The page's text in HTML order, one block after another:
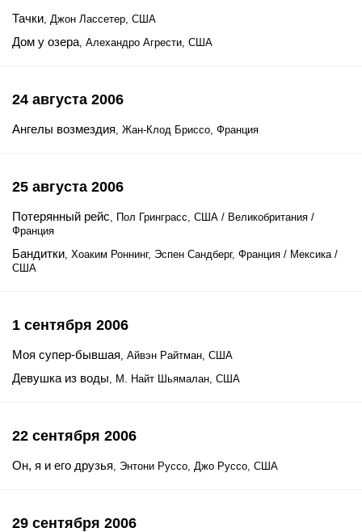
Тачки, Джон Лассетер, США
Дом у озера, Алехандро Агрести, США
24 августа 2006
Ангелы возмездия, Жан-Клод Бриссо, Франция
25 августа 2006
Потерянный рейс, Пол Гринграсс, США / Великобритания /
Франция
Бандитки, Хоаким Роннинг, Эспен Сандберг, Франция / Мексика /
США
1 сентября 2006
Моя супер-бывшая, Айвэн Райтман, США
Девушка из воды, М. Найт Шьямалан, США
22 сентября 2006
Он, я и его друзья, Энтони Руссо, Джо Руссо, США
29 сентября 2006